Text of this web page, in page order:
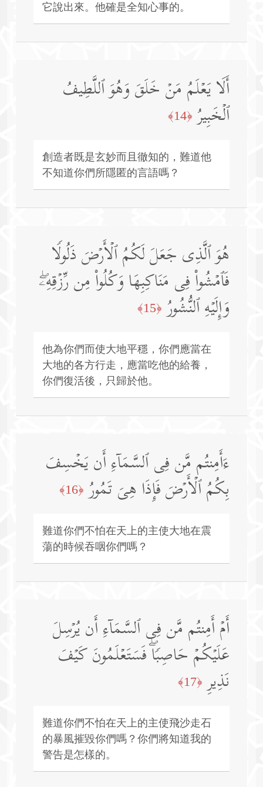
它說出來。他確是全知心事的。
أَلَا یَعۡلَمُ مَنۡ خَلَقَ وَهُوَ ٱللَّطِیفُ
ٱلۡخَبِیرُ ﴿14﴾
創造者既是玄妙而且徹知的，難道他
不知道你們所隱匿的言語嗎？
هُوَ ٱلَّذِی جَعَلَ لَكُمُ ٱلۡأَرۡضَ ذَلُولࣰا
فَٱمۡشُوا۟ فِی مَنَاكِبِهَا وَكُلُوا۟ مِن رِّزۡقِهِۦۖ
وَإِلَیۡهِ ٱلنُّشُورُ ﴿15﴾
他為你們而使大地平穩，你們應當在
大地的各方行走，應當吃他的給養，
你們復活後，只歸於他。
ءَأَمِنتُم مَّن فِی ٱلسَّمَاۤءِ أَن یَخۡسِفَ
بِكُمُ ٱلۡأَرۡضَ فَإِذَا هِیَ تَمُورُ ﴿16﴾
難道你們不怕在天上的主使大地在震
蕩的時候吞咽你們嗎？
أَمۡ أَمِنتُم مَّن فِی ٱلسَّمَاۤءِ أَن یُرۡسِلَ
عَلَیۡكُمۡ حَاصِبࣰاۖ فَسَتَعۡلَمُونَ كَیۡفَ
نَذِیرِ ﴿17﴾
難道你們不怕在天上的主使飛沙走石
的暴風摧毀你們嗎？你們將知道我的
警告是怎樣的。